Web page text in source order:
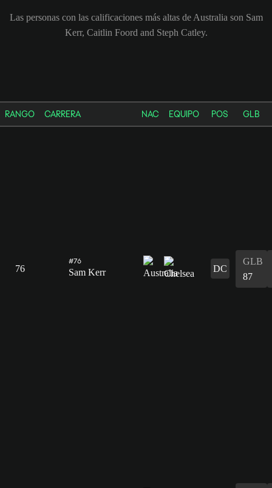
Las personas con las calificaciones más altas de Australia son Sam
Kerr, Caitlin Foord and Steph Catley.
RANGO CARRERA NAC EQUIPO POS GLB
76
#76
Sam Kerr DC
GLB
87